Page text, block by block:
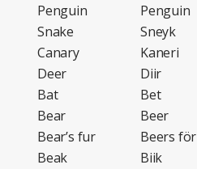
Penguin
Penguin
Snake
Sneyk
Canary
Kaneri
Deer
Diir
Bat
Bet
Bear
Beer
Bear’s fur
Beers för
Beak
Biik